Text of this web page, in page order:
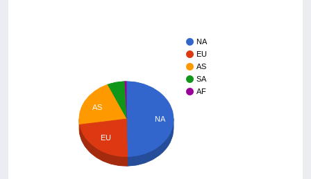
NA
EU
AS
SA
AF
NA
AS
EU